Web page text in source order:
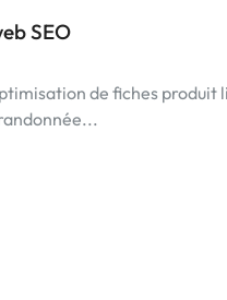
SEO
de fiches produit